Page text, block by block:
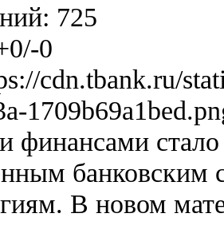
725
0
cdn.tbank.ru/
финансами
банковским
В новом